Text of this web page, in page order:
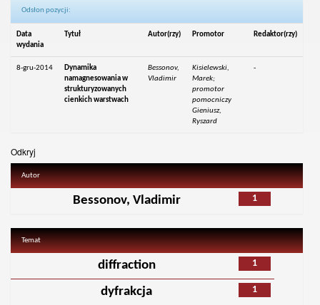
Odsłon pozycji:
Data
wydania
Tytuł Autor(rzy) Promotor Redaktor(rzy)
8-gru-2014
Dynamika
namagnesowania w
strukturyzowanych
cienkich warstwach
Bessonov,
Vladimir
Kisielewski,
Marek;
promotor
pomocniczy
Gieniusz,
Ryszard
-
Odkryj
Autor
1
Bessonov, Vladimir
Temat
1
diffraction
1
dyfrakcja